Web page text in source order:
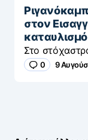
στον
Στο
0 9